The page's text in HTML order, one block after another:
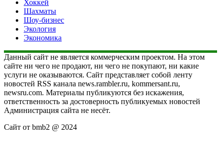
Хоккей
Шахматы
Шоу-бизнес
Экология
Экономика
Данный сайт не является коммерческим проектом. На этом
сайте ни чего не продают, ни чего не покупают, ни какие
услуги не оказываются. Сайт представляет собой ленту
новостей RSS канала news.rambler.ru, kommersant.ru,
newsru.com. Материалы публикуются без искажения,
ответственность за достоверность публикуемых новостей
Администрация сайта не несёт.
Сайт от bmb2 @ 2024